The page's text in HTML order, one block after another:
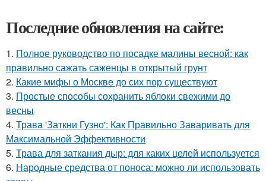
Последние обновления на сайте:
1. Полное руководство по посадке малины весной: как
правильно сажать саженцы в открытый грунт
2. Какие мифы о Москве до сих пор существуют
3. Простые способы сохранить яблоки свежими до
весны
4. Трава 'Заткни Гузно': Как Правильно Заваривать для
Максимальной Эффективности
5. Трава для заткания дыр: для каких целей используется
6. Народные средства от поноса: можно ли использовать